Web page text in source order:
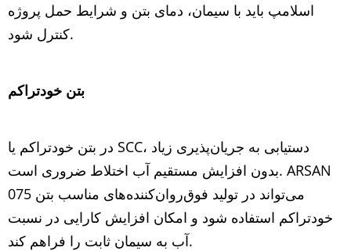
اسلامپ باید با سیمان، دمای بتن و شرایط حمل پروژه
کنترل شود.
بتن خودتراکم
در بتن خودتراکم یا SCC، دستیابی به جریان‌پذیری زیاد
بدون افزایش مستقیم آب اختلاط ضروری است. ARSAN
075 می‌تواند در تولید فوق‌روان‌کننده‌های مناسب بتن
خودتراکم استفاده شود و امکان افزایش کارایی در نسبت
آب به سیمان ثابت را فراهم کند.